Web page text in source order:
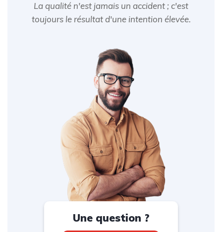
La qualité n'est jamais un accident ; c'est
toujours le résultat d'une intention élevée.
Une question ?